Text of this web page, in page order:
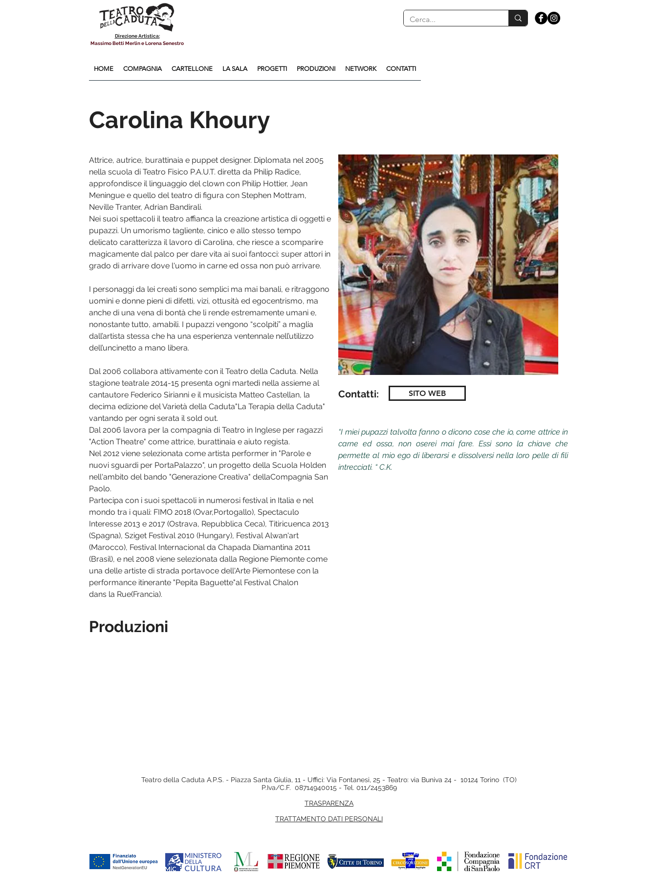
Direzione Artistica:
Massimo Betti Merlin e Lorena Senestro
HOME COMPAGNIA CARTELLONE LA SALA PROGETTI PRODUZIONI NETWORK CONTATTI
Carolina Khoury
Attrice, autrice, burattinaia e puppet designer. Diplomata nel 2005
nella scuola di Teatro Fisico P.A.U.T. diretta da Philip Radice,
approfondisce il linguaggio del clown con Philip Hottier, Jean
Meningue e quello del teatro di figura con Stephen Mottram,
Neville Tranter, Adrian Bandirali.
Nei suoi spettacoli il teatro affianca la creazione artistica di oggetti e
pupazzi. Un umorismo tagliente, cinico e allo stesso tempo
delicato caratterizza il lavoro di Carolina, che riesce a scomparire
magicamente dal palco per dare vita ai suoi fantocci: super attori in
grado di arrivare dove l'uomo in carne ed ossa non può arrivare.
I personaggi da lei creati sono semplici ma mai banali, e ritraggono
uomini e donne pieni di difetti, vizi, ottusità ed egocentrismo, ma
anche di una vena di bontà che li rende estremamente umani e,
nonostante tutto, amabili. I pupazzi vengono “scolpiti” a maglia
dall’artista stessa che ha una esperienza ventennale nell’utilizzo
dell’uncinetto a mano libera.
Dal 2006 collabora attivamente con il Teatro della Caduta. Nella
stagione teatrale 2014-15 presenta ogni martedì nella assieme al
cantautore Federico Sirianni e il musicista Matteo Castellan, la
decima edizione del Varietà della Caduta"La Terapia della Caduta"
vantando per ogni serata il sold out.
Dal 2006 lavora per la compagnia di Teatro in Inglese per ragazzi
"Action Theatre" come attrice, burattinaia e aiuto regista.
Nel 2012 viene selezionata come artista performer in "Parole e
nuovi sguardi per PortaPalazzo", un progetto della Scuola Holden
nell'ambito del bando "Generazione Creativa" dellaCompagnia San
Paolo.
Partecipa con i suoi spettacoli in numerosi festival in Italia e nel
mondo tra i quali: FIMO 2018 (Ovar,Portogallo), Spectaculo
Interesse 2013 e 2017 (Ostrava, Repubblica Ceca), Titiricuenca 2013
(Spagna), Sziget Festival 2010 (Hungary), Festival Alwan'art
(Marocco), Festival Internacional da Chapada Diamantina 2011
(Brasil), e nel 2008 viene selezionata dalla Regione Piemonte come
una delle artiste di strada portavoce dell'Arte Piemontese con la
performance itinerante "Pepita Baguette"al Festival Chalon
dans la Rue(Francia).
Contatti: SITO WEB
“I miei pupazzi talvolta fanno o dicono cose che io, come attrice in
carne ed ossa, non oserei mai fare. Essi sono la chiave che
permette al mio ego di liberarsi e dissolversi nella loro pelle di fili
intrecciati. “ C.K.
Produzioni
Teatro della Caduta A.P.S. - Piazza Santa Giulia, 11 - Uffici: Via Fontanesi, 25 - Teatro: via Buniva 24 - 10124 Torino (TO)
P.Iva/C.F. 08714940015 - Tel. 011/2453869
TRASPARENZA
TRATTAMENTO DATI PERSONALI